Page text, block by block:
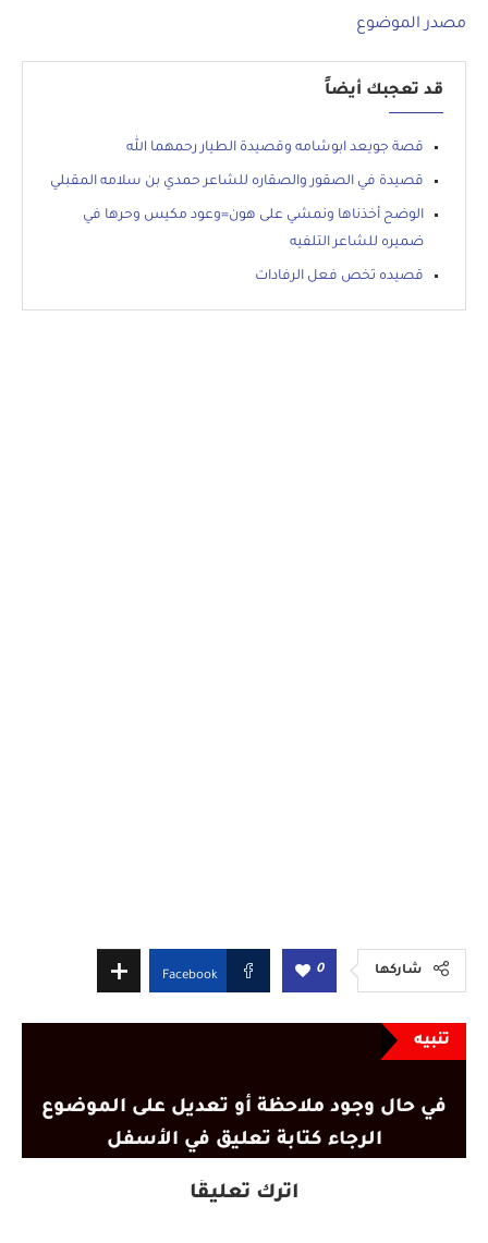
مصدر الموضوع
قد تعجبك أيضاً
قصة جويعد ابوشامه وقصيدة الطيار رحمهما الله
قصيدة في الصقور والصقاره للشاعر حمدي بن سلامه المقبلي
الوضح أخذناها ونمشي على هون=وعود مكيس وحرها في
ضميره للشاعر التلفيه
قصيده تخص فعل الرفادات
شاركها 0
Facebook
تنبيه
في حال وجود ملاحظة أو تعديل على الموضوع
الرجاء كتابة تعليق في الأسفل
اترك تعليقًا